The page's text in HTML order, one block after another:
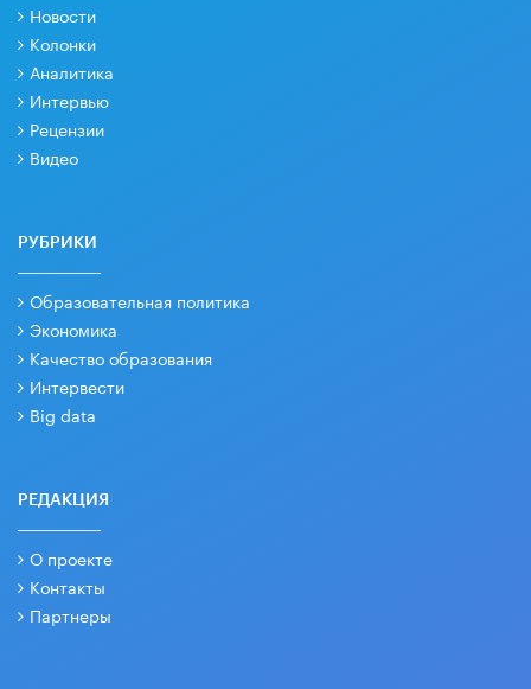
Новости
Колонки
Аналитика
Интервью
Рецензии
Видео
РУБРИКИ
Образовательная политика
Экономика
Качество образования
Интервести
Big data
РЕДАКЦИЯ
О проекте
Контакты
Партнеры